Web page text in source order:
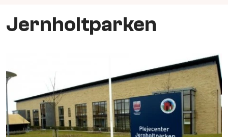
Jernholtparken